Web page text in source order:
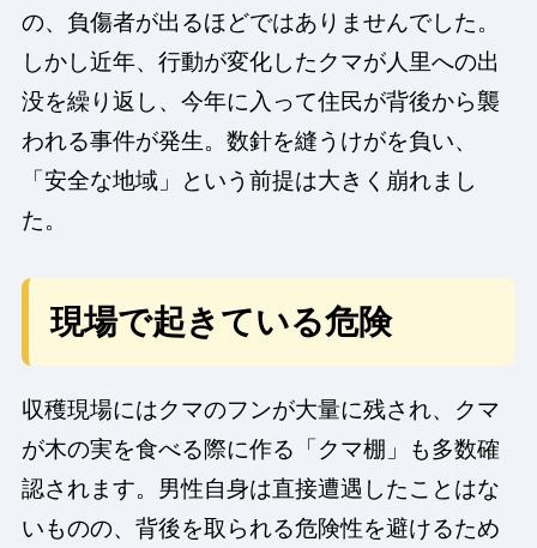
の、負傷者が出るほどではありませんでした。
しかし近年、行動が変化したクマが人里への出
没を繰り返し、今年に入って住民が背後から襲
われる事件が発生。数針を縫うけがを負い、
「安全な地域」という前提は大きく崩れまし
た。
現場で起きている危険
収穫現場にはクマのフンが大量に残され、クマ
が木の実を食べる際に作る「クマ棚」も多数確
認されます。男性自身は直接遭遇したことはな
いものの、背後を取られる危険性を避けるため